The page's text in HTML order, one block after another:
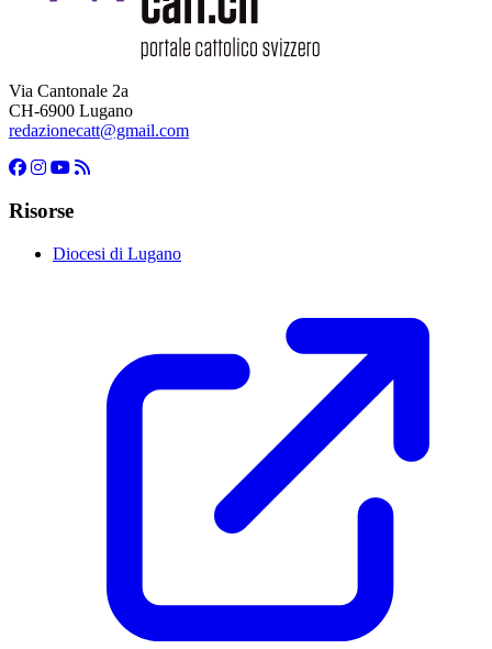
Via Cantonale 2a
CH-6900 Lugano
redazionecatt@gmail.com
Risorse
Diocesi di Lugano